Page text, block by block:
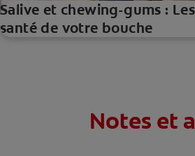
Salive et chewing-gums :
santé de votre bouche
Notes et